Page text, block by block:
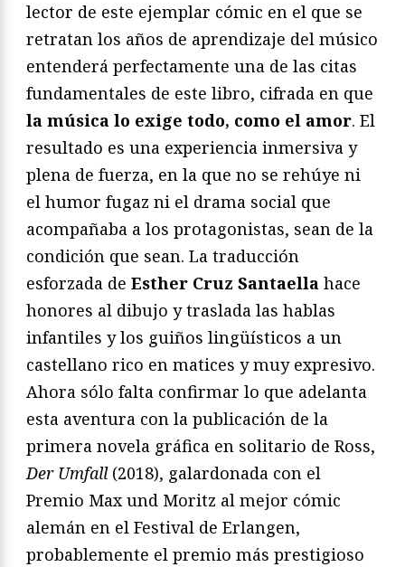
lector de este ejemplar cómic en el que se
retratan los años de aprendizaje del músico
entenderá perfectamente una de las citas
fundamentales de este libro, cifrada en que
la música lo exige todo, como el amor. El
resultado es una experiencia inmersiva y
plena de fuerza, en la que no se rehúye ni
el humor fugaz ni el drama social que
acompañaba a los protagonistas, sean de la
condición que sean. La traducción
esforzada de Esther Cruz Santaella hace
honores al dibujo y traslada las hablas
infantiles y los guiños lingüísticos a un
castellano rico en matices y muy expresivo.
Ahora sólo falta confirmar lo que adelanta
esta aventura con la publicación de la
primera novela gráfica en solitario de Ross,
Der Umfall(2018), galardonada con el
Premio Max und Moritz al mejor cómic
alemán en el Festival de Erlangen,
probablemente el premio más prestigioso